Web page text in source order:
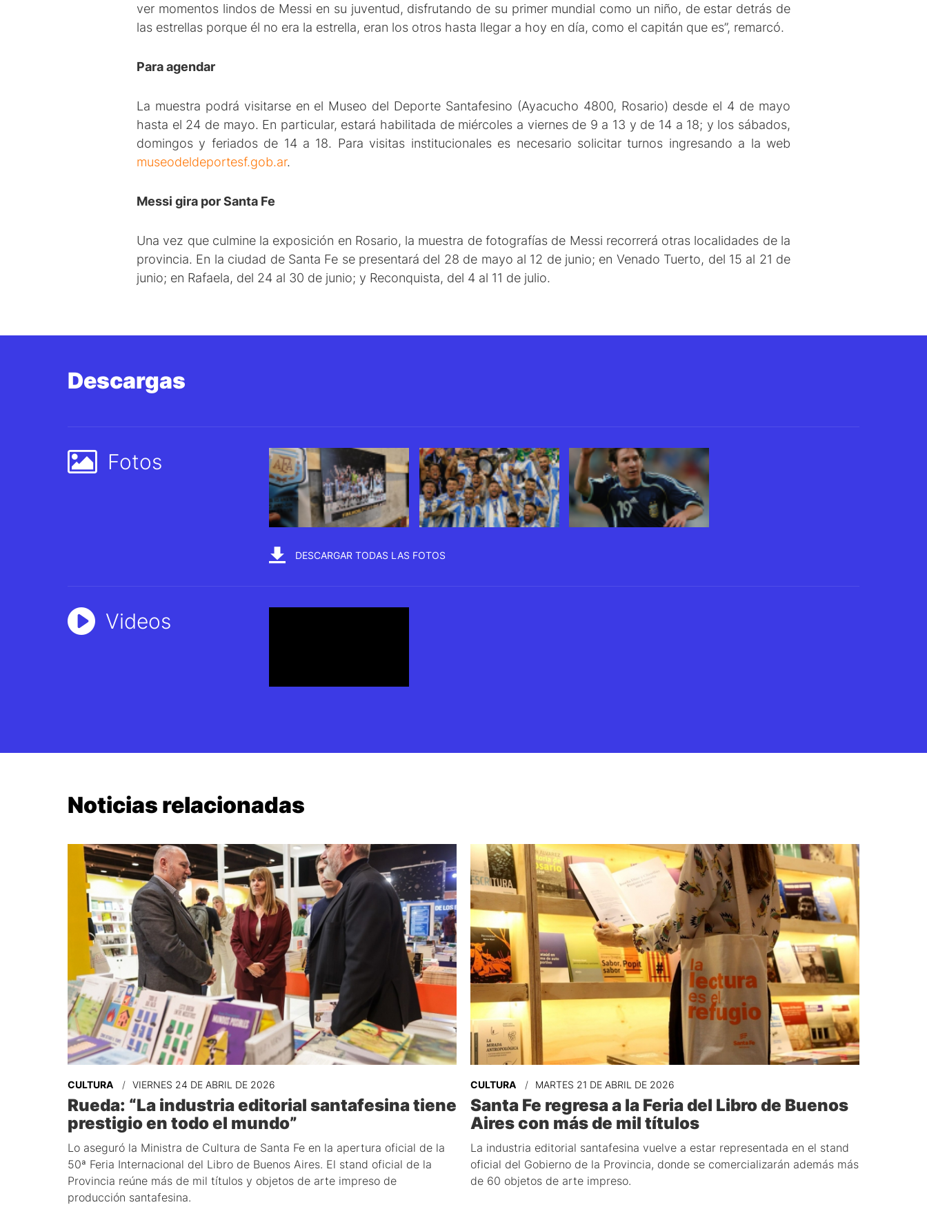
ver momentos lindos de Messi en su juventud, disfrutando de su primer mundial como un niño, de estar detrás de
las estrellas porque él no era la estrella, eran los otros hasta llegar a hoy en día, como el capitán que es”, remarcó.
Para agendar
La muestra podrá visitarse en el Museo del Deporte Santafesino (Ayacucho 4800, Rosario) desde el 4 de mayo
hasta el 24 de mayo. En particular, estará habilitada de miércoles a viernes de 9 a 13 y de 14 a 18; y los sábados,
domingos y feriados de 14 a 18. Para visitas institucionales es necesario solicitar turnos ingresando a la web
museodeldeportesf.gob.ar.
Messi gira por Santa Fe
Una vez que culmine la exposición en Rosario, la muestra de fotografías de Messi recorrerá otras localidades de la
provincia. En la ciudad de Santa Fe se presentará del 28 de mayo al 12 de junio; en Venado Tuerto, del 15 al 21 de
junio; en Rafaela, del 24 al 30 de junio; y Reconquista, del 4 al 11 de julio.
Descargas
Fotos
DESCARGAR TODAS LAS FOTOS
Videos
Noticias relacionadas
CULTURA VIERNES 24 DE ABRIL DE 2026
Rueda: “La industria editorial santafesina tiene
prestigio en todo el mundo”
Lo aseguró la Ministra de Cultura de Santa Fe en la apertura oficial de la
50ª Feria Internacional del Libro de Buenos Aires. El stand oficial de la
Provincia reúne más de mil títulos y objetos de arte impreso de
producción santafesina.
CULTURA MARTES 21 DE ABRIL DE 2026
Santa Fe regresa a la Feria del Libro de Buenos
Aires con más de mil títulos
La industria editorial santafesina vuelve a estar representada en el stand
oficial del Gobierno de la Provincia, donde se comercializarán además más
de 60 objetos de arte impreso.